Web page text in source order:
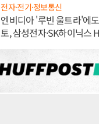
전자·전기·정보통신
엔비디아 '루빈 울트라'에
토, 삼성전자·SK하이닉스